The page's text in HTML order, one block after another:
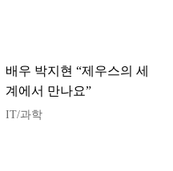
배우 박지현 “제우스의 세
계에서 만나요”
IT/과학